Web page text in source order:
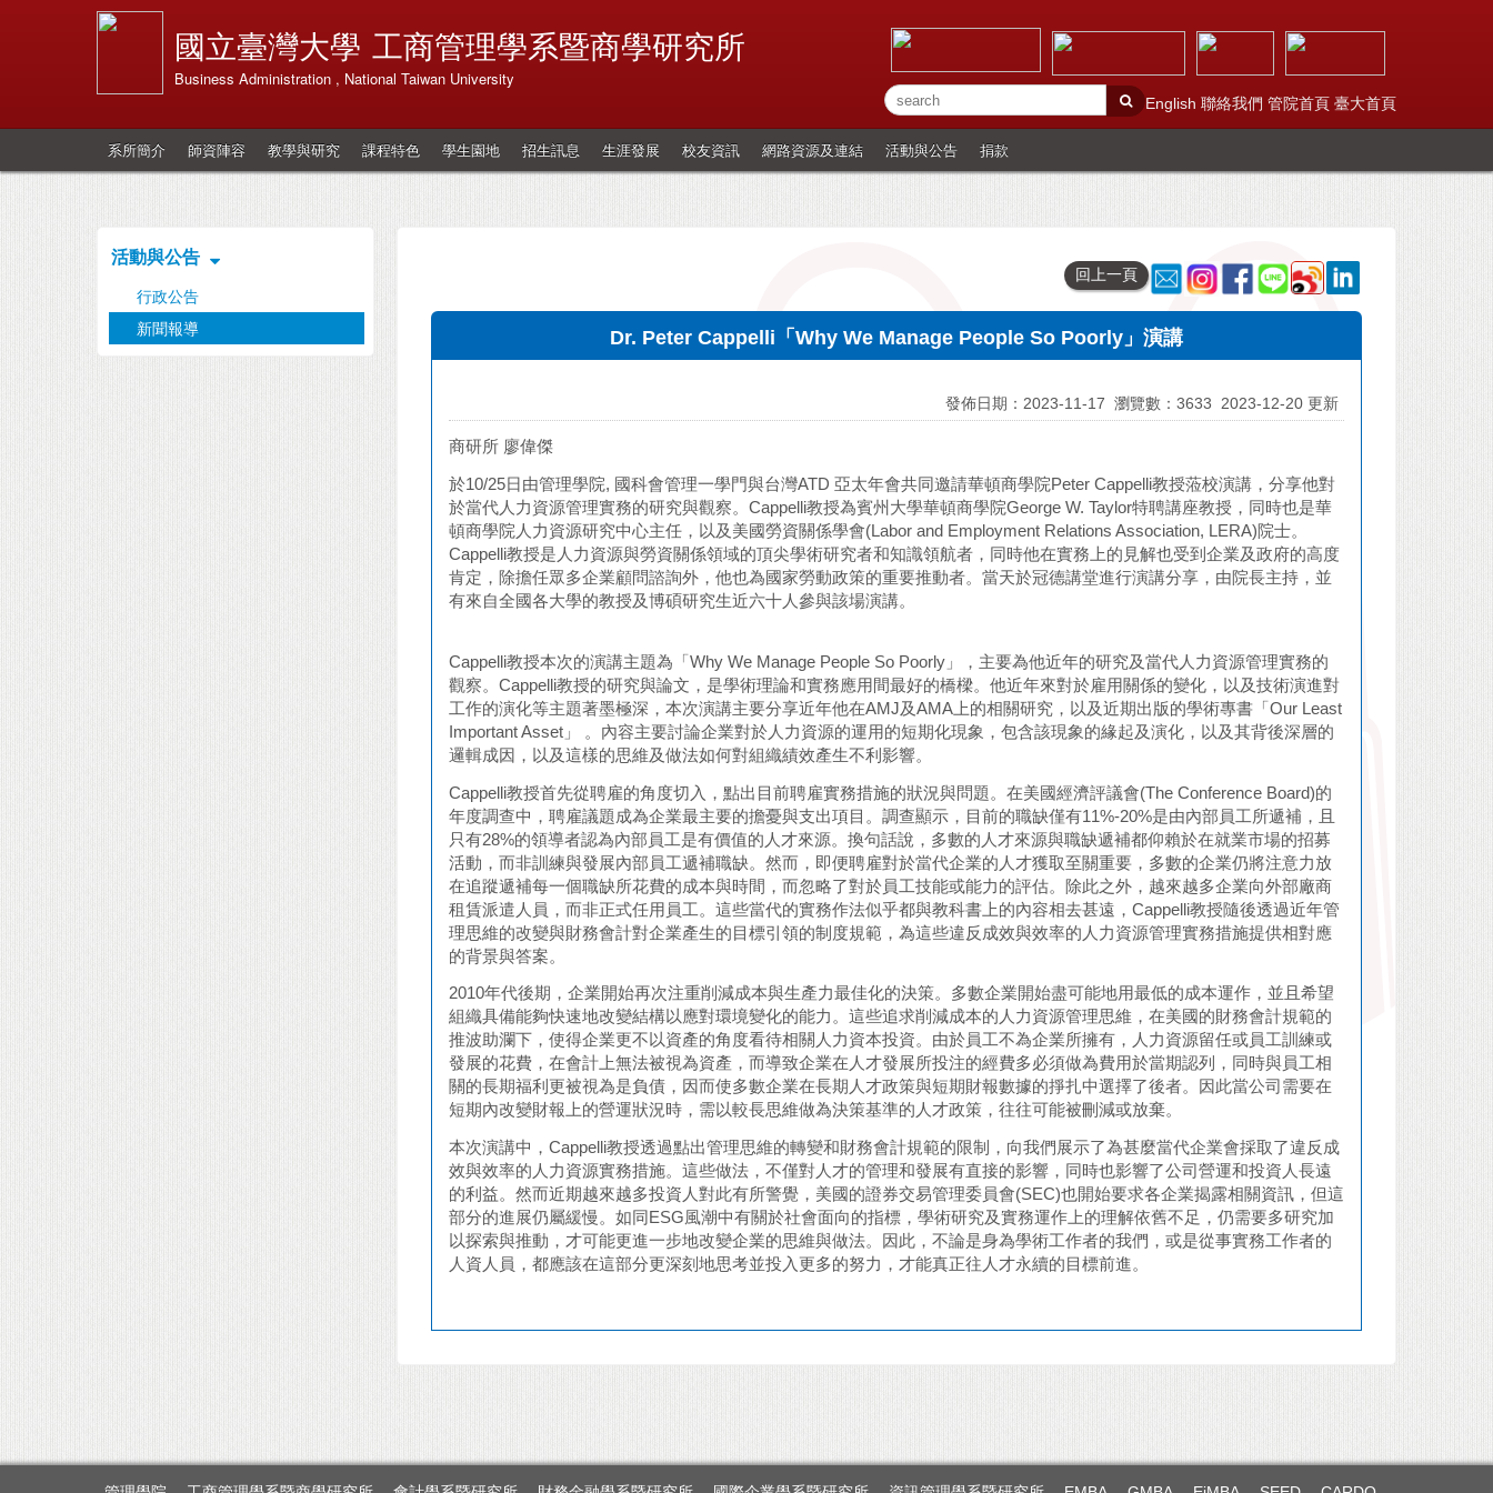
國立臺灣大學 工商管理學系暨商學研究所
Business Administration , National Taiwan University
English 聯絡我們 管院首頁 臺大首頁
系所簡介 師資陣容 教學與研究 課程特色 學生園地 招生訊息 生涯發展 校友資訊 網路資源及連結 活動與公告 捐款
活動與公告
行政公告
新聞報導
回上一頁
Dr. Peter Cappelli「Why We Manage People So Poorly」演講
發佈日期：2023-11-17 瀏覽數：3633 2023-12-20 更新
商研所 廖偉傑
於10/25日由管理學院, 國科會管理一學門與台灣ATD 亞太年會共同邀請華頓商學院Peter Cappelli教授蒞校演講，分享他對
於當代人力資源管理實務的研究與觀察。Cappelli教授為賓州大學華頓商學院George W. Taylor特聘講座教授，同時也是華
頓商學院人力資源研究中心主任，以及美國勞資關係學會(Labor and Employment Relations Association, LERA)院士。
Cappelli教授是人力資源與勞資關係領域的頂尖學術研究者和知識領航者，同時他在實務上的見解也受到企業及政府的高度
肯定，除擔任眾多企業顧問諮詢外，他也為國家勞動政策的重要推動者。當天於冠德講堂進行演講分享，由院長主持，並
有來自全國各大學的教授及博碩研究生近六十人參與該場演講。
Cappelli教授本次的演講主題為「Why We Manage People So Poorly」，主要為他近年的研究及當代人力資源管理實務的
觀察。Cappelli教授的研究與論文，是學術理論和實務應用間最好的橋樑。他近年來對於雇用關係的變化，以及技術演進對
工作的演化等主題著墨極深，本次演講主要分享近年他在AMJ及AMA上的相關研究，以及近期出版的學術專書「Our Least
Important Asset」 。內容主要討論企業對於人力資源的運用的短期化現象，包含該現象的緣起及演化，以及其背後深層的
邏輯成因，以及這樣的思維及做法如何對組織績效產生不利影響。
Cappelli教授首先從聘雇的角度切入，點出目前聘雇實務措施的狀況與問題。在美國經濟評議會(The Conference Board)的
年度調查中，聘雇議題成為企業最主要的擔憂與支出項目。調查顯示，目前的職缺僅有11%-20%是由內部員工所遞補，且
只有28%的領導者認為內部員工是有價值的人才來源。換句話說，多數的人才來源與職缺遞補都仰賴於在就業市場的招募
活動，而非訓練與發展內部員工遞補職缺。然而，即便聘雇對於當代企業的人才獲取至關重要，多數的企業仍將注意力放
在追蹤遞補每一個職缺所花費的成本與時間，而忽略了對於員工技能或能力的評估。除此之外，越來越多企業向外部廠商
租賃派遣人員，而非正式任用員工。這些當代的實務作法似乎都與教科書上的內容相去甚遠，Cappelli教授隨後透過近年管
理思維的改變與財務會計對企業產生的目標引領的制度規範，為這些違反成效與效率的人力資源管理實務措施提供相對應
的背景與答案。
2010年代後期，企業開始再次注重削減成本與生產力最佳化的決策。多數企業開始盡可能地用最低的成本運作，並且希望
組織具備能夠快速地改變結構以應對環境變化的能力。這些追求削減成本的人力資源管理思維，在美國的財務會計規範的
推波助瀾下，使得企業更不以資產的角度看待相關人力資本投資。由於員工不為企業所擁有，人力資源留任或員工訓練或
發展的花費，在會計上無法被視為資產，而導致企業在人才發展所投注的經費多必須做為費用於當期認列，同時與員工相
關的長期福利更被視為是負債，因而使多數企業在長期人才政策與短期財報數據的掙扎中選擇了後者。因此當公司需要在
短期內改變財報上的營運狀況時，需以較長思維做為決策基準的人才政策，往往可能被刪減或放棄。
本次演講中，Cappelli教授透過點出管理思維的轉變和財務會計規範的限制，向我們展示了為甚麼當代企業會採取了違反成
效與效率的人力資源實務措施。這些做法，不僅對人才的管理和發展有直接的影響，同時也影響了公司營運和投資人長遠
的利益。然而近期越來越多投資人對此有所警覺，美國的證券交易管理委員會(SEC)也開始要求各企業揭露相關資訊，但這
部分的進展仍屬緩慢。如同ESG風潮中有關於社會面向的指標，學術研究及實務運作上的理解依舊不足，仍需要多研究加
以探索與推動，才可能更進一步地改變企業的思維與做法。因此，不論是身為學術工作者的我們，或是從事實務工作者的
人資人員，都應該在這部分更深刻地思考並投入更多的努力，才能真正往人才永續的目標前進。